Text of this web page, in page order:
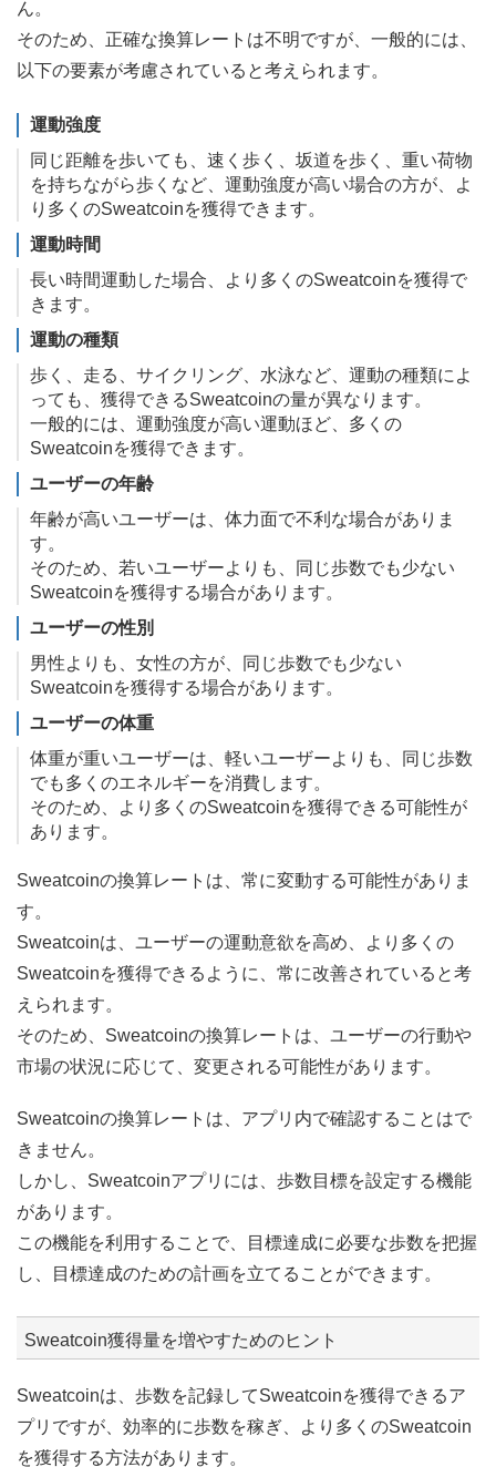
ん。
そのため、正確な換算レートは不明ですが、一般的には、
以下の要素が考慮されていると考えられます。
運動強度
同じ距離を歩いても、速く歩く、坂道を歩く、重い荷物
を持ちながら歩くなど、運動強度が高い場合の方が、よ
り多くのSweatcoinを獲得できます。
運動時間
長い時間運動した場合、より多くのSweatcoinを獲得で
きます。
運動の種類
歩く、走る、サイクリング、水泳など、運動の種類によ
っても、獲得できるSweatcoinの量が異なります。
一般的には、運動強度が高い運動ほど、多くの
Sweatcoinを獲得できます。
ユーザーの年齢
年齢が高いユーザーは、体力面で不利な場合がありま
す。
そのため、若いユーザーよりも、同じ歩数でも少ない
Sweatcoinを獲得する場合があります。
ユーザーの性別
男性よりも、女性の方が、同じ歩数でも少ない
Sweatcoinを獲得する場合があります。
ユーザーの体重
体重が重いユーザーは、軽いユーザーよりも、同じ歩数
でも多くのエネルギーを消費します。
そのため、より多くのSweatcoinを獲得できる可能性が
あります。
Sweatcoinの換算レートは、常に変動する可能性がありま
す。
Sweatcoinは、ユーザーの運動意欲を高め、より多くの
Sweatcoinを獲得できるように、常に改善されていると考
えられます。
そのため、Sweatcoinの換算レートは、ユーザーの行動や
市場の状況に応じて、変更される可能性があります。
Sweatcoinの換算レートは、アプリ内で確認することはで
きません。
しかし、Sweatcoinアプリには、歩数目標を設定する機能
があります。
この機能を利用することで、目標達成に必要な歩数を把握
し、目標達成のための計画を立てることができます。
Sweatcoin獲得量を増やすためのヒント
Sweatcoinは、歩数を記録してSweatcoinを獲得できるア
プリですが、効率的に歩数を稼ぎ、より多くのSweatcoin
を獲得する方法があります。